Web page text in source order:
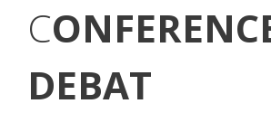
C
DEBAT